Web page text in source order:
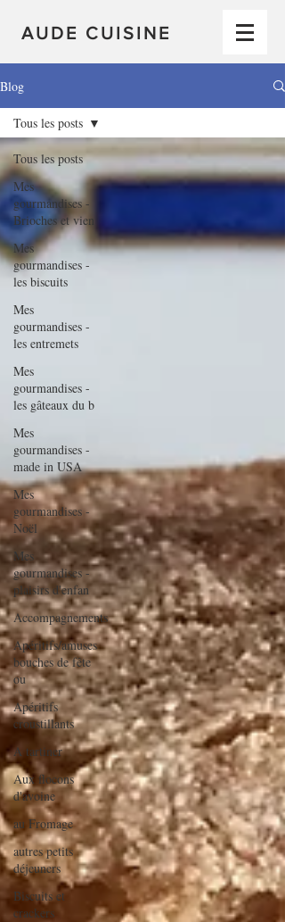
AUDE CUISINE
Blog
Tous les posts
Mes
gourmandises -
Brioches et vien
Mes
gourmandises -
les biscuits
Mes
gourmandises -
les entremets
Mes
gourmandises -
les gâteaux du b
Mes
gourmandises -
made in USA
Mes
gourmandises -
Noël
Mes
gourmandises -
plaisirs d'enfan
Accompagnements
Apéritifs/amuses
bouches de fête
ou
Apéritifs
croustillants
A tartiner
Aux flocons
d'avoine
au Fromage
autres petits
déjeuners
Biscuits et
crackers
Tous les posts